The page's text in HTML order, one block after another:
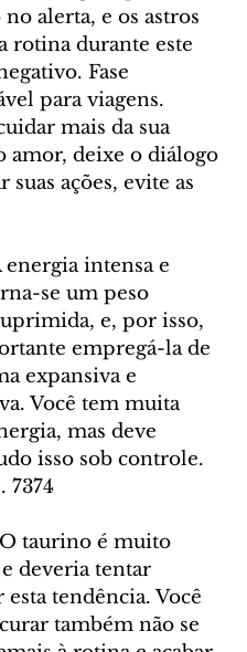
alerta, e os astros
rotina durante este
Fase
para viagens.
mais da sua
amor, deixe o diálogo
suas ações, evite as
energia intensa e
se um peso
e, por isso,
empregá-la de
expansiva e
Você tem muita
mas deve
isso sob controle.
7374
taurino é muito
deveria tentar
esta tendência. Você
também não se